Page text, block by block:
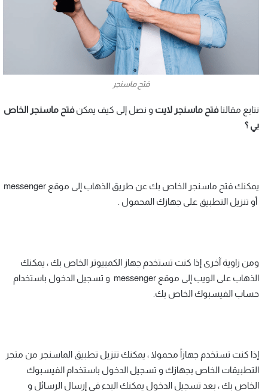
فتح ماسنجر
نتابع مقالنافتح ماسنجر لايت و نصل إلى كيف يمكنفتح ماسنجر الخاص
بي ؟
يمكنك فتح ماسنجر الخاص بك عن طريق الذهاب إلى موقع messenger
أو تنزيل التطبيق على جهازك المحمول .
ومن زاوية آخرى إذا كنت تستخدم جهاز الكمبيوتر الخاص بك ، يمكنك
الذهاب على الويب إلى موقع messenger و تسجيل الدخول باستخدام
حساب الفيسبوك الخاص بك.
إذا كنت تستخدم جهازاً محمولا ، يمكنك تنزيل تطبيق الماسنجر من متجر
التطبيقات الخاص بجهازك و تسجيل الدخول باستخدام الفيسبوك
الخاص بك ، بعد تسجيل الدخول يمكنك البدء في إرسال الرسائل و